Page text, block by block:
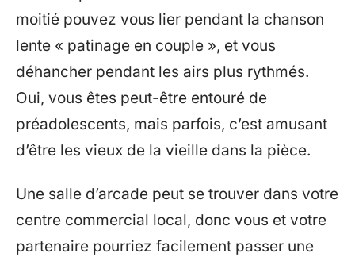
moitié pouvez vous lier pendant la chanson
lente « patinage en couple », et vous
déhancher pendant les airs plus rythmés.
Oui, vous êtes peut-être entouré de
préadolescents, mais parfois, c’est amusant
d’être les vieux de la vieille dans la pièce.
Une salle d’arcade peut se trouver dans votre
centre commercial local, donc vous et votre
partenaire pourriez facilement passer une